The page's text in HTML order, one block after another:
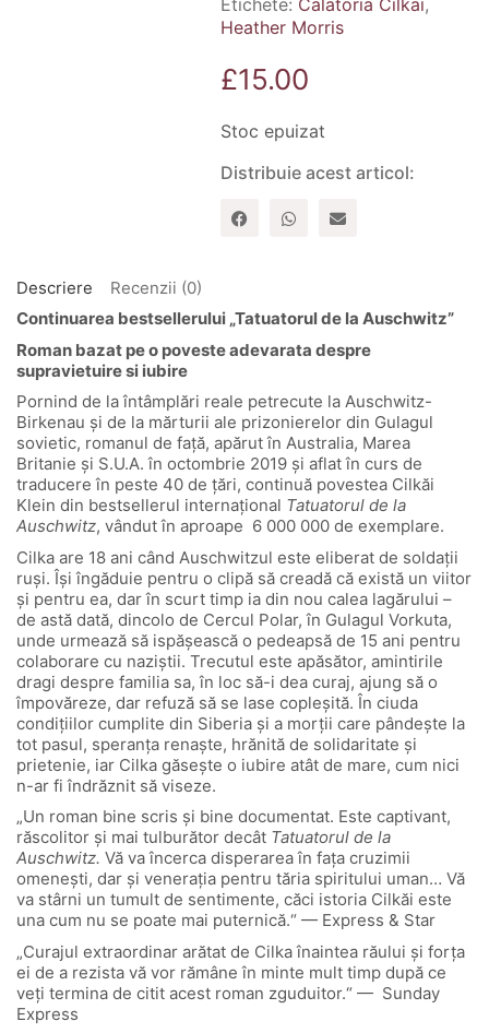
Etichete: Calatoria Cilkai,
Heather Morris
£15.00
Stoc epuizat
Distribuie acest articol:
Descriere
Recenzii (0)
Continuarea bestsellerului „Tatuatorul de la Auschwitz”
Roman bazat pe o poveste adevarata despre
supravietuire si iubire
Pornind de la întâmplări reale petrecute la Auschwitz-
Birkenau și de la mărturii ale prizonierelor din Gulagul
sovietic, romanul de față, apărut în Australia, Marea
Britanie și S.U.A. în octombrie 2019 și aflat în curs de
traducere în peste 40 de țări, continuă povestea Cilkăi
Klein din bestsellerul internațional Tatuatorul de la
Auschwitz, vândut în aproape 6 000 000 de exemplare.
Cilka are 18 ani când Auschwitzul este eliberat de soldații
ruși. Își îngăduie pentru o clipă să creadă că există un viitor
și pentru ea, dar în scurt timp ia din nou calea lagărului –
de astă dată, dincolo de Cercul Polar, în Gulagul Vorkuta,
unde urmează să ispășească o pedeapsă de 15 ani pentru
colaborare cu naziștii. Trecutul este apăsător, amintirile
dragi despre familia sa, în loc să-i dea curaj, ajung să o
împovăreze, dar refuză să se lase copleșită. În ciuda
condițiilor cumplite din Siberia și a morții care pândește la
tot pasul, speranța renaște, hrănită de solidaritate și
prietenie, iar Cilka găsește o iubire atât de mare, cum nici
n-ar fi îndrăznit să viseze.
„Un roman bine scris și bine documentat. Este captivant,
răscolitor și mai tulburător decât Tatuatorul de la
Auschwitz. Vă va încerca disperarea în fața cruzimii
omenești, dar și venerația pentru tăria spiritului uman… Vă
va stârni un tumult de sentimente, căci istoria Cilkăi este
una cum nu se poate mai puternică.“ — Express & Star
„Curajul extraordinar arătat de Cilka înaintea răului și forța
ei de a rezista vă vor rămâne în minte mult timp după ce
veți termina de citit acest roman zguduitor.“ — Sunday
Express